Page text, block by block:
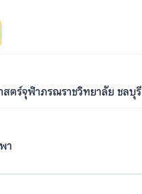
สตร์จุฬาภรณราชวิทยาลัย ชลบุรี
า